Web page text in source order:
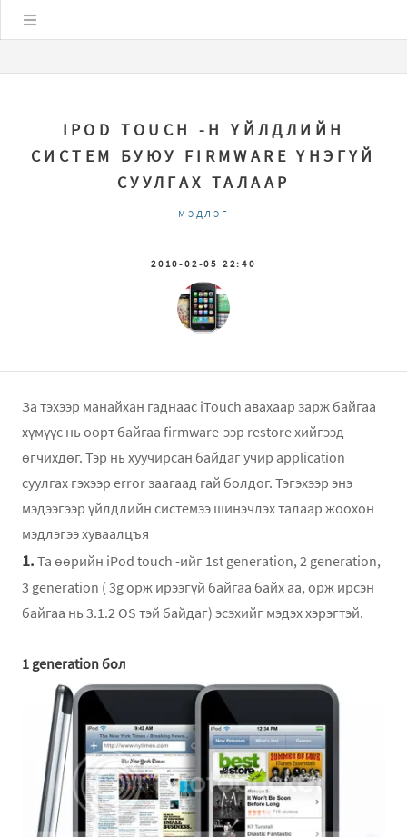
IPOD TOUCH -Н ҮЙЛДЛИЙН
СИСТЕМ БУЮУ FIRMWARE ҮНЭГҮЙ
СУУЛГАХ ТАЛААР
МЭДЛЭГ
2010-02-05 22:40
За тэхээр манайхан гаднаас iTouch авахаар зарж байгаа
хүмүүс нь өөрт байгаа firmware-ээр restore хийгээд
өгчихдөг. Тэр нь хуучирсан байдаг учир application
суулгах гэхээр error заагаад гай болдог. Тэгэхээр энэ
мэдээгээр үйлдлийн системээ шинэчлэх талаар жоохон
мэдлэгээ хуваалцъя
1. Та өөрийн iPod touch -ийг 1st generation, 2 generation,
3 generation ( 3g орж ирээгүй байгаа байх аа, орж ирсэн
байгаа нь 3.1.2 OS тэй байдаг) эсэхийг мэдэх хэрэгтэй.
1 generation бол